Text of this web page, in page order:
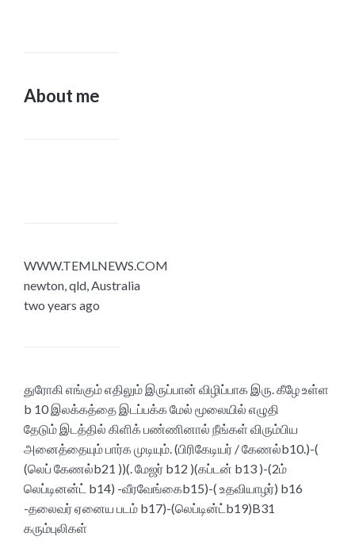
About me
WWW.TEMLNEWS.COM
newton, qld, Australia
two years ago
துரோகி எங்கும் எதிலும் இருப்பான் விழிப்பாக இரு. கீழே உள்ள
b 10 இலக்கத்தை இடப்பக்க மேல் மூலையில் எழுதி
தேடும் இடத்தில் கிளிக் பண்ணினால் நீங்கள் விரும்பிய
அனைத்தையும் பார்க முடியும். (பிரிகேடியர் / கேணல்b10.)-(
(லெப் கேணல்b21 ))(. மேஜர் b12 )(கப்டன் b13 )-(2ம்
லெப்டினன்ட் b14) -வீரவேங்கைb15)-( உதவியாழர்) b16
-தலைவர் ஏனைய படம் b17)-(லெப்டின்ட்b19)B31
கரும்புலிகள்